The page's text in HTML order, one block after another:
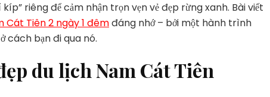
Nam
Cát
Tiên
2
1
Đêm
riêng để cảm nhận trọn vẹn vẻ đẹp rừng xanh. Bài viết
Cát Tiên 2 ngày 1 đêmđáng nhớ – bởi một hành trình
cách bạn đi qua nó.
du lịch Nam Cát Tiên